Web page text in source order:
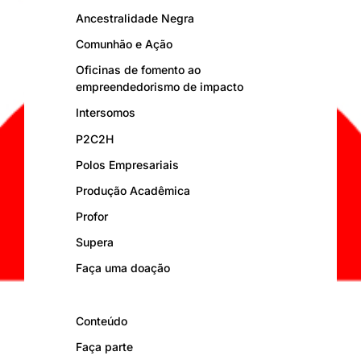
Ancestralidade Negra
Comunhão e Ação
Oficinas de fomento ao
empreendedorismo de impacto
Intersomos
P2C2H
Polos Empresariais
Produção Acadêmica
Profor
Supera
Faça uma doação
Conteúdo
Faça parte